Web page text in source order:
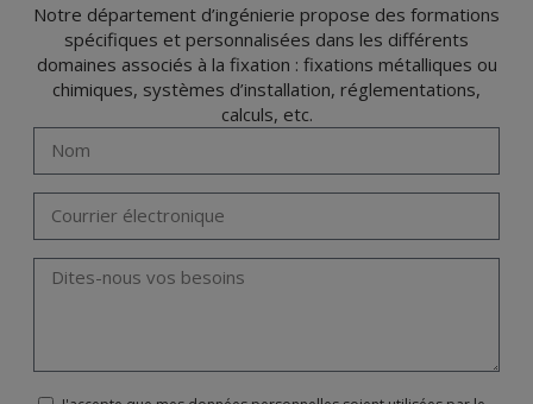
Notre département d’ingénierie propose des formations
spécifiques et personnalisées dans les différents
domaines associés à la fixation : fixations métalliques ou
chimiques, systèmes d’installation, réglementations,
calculs, etc.